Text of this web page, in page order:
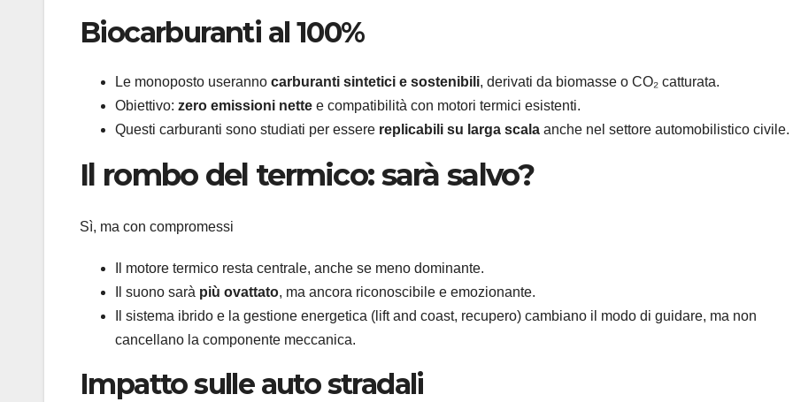
Biocarburanti al 100%
Le monoposto useranno carburanti sintetici e sostenibili, derivati da biomasse o CO₂ catturata.
Obiettivo: zero emissioni nette e compatibilità con motori termici esistenti.
Questi carburanti sono studiati per essere replicabili su larga scala anche nel settore automobilistico civile.
Il rombo del termico: sarà salvo?
Sì, ma con compromessi
Il motore termico resta centrale, anche se meno dominante.
Il suono sarà più ovattato, ma ancora riconoscibile e emozionante.
Il sistema ibrido e la gestione energetica (lift and coast, recupero) cambiano il modo di guidare, ma non
cancellano la componente meccanica.
Impatto sulle auto stradali